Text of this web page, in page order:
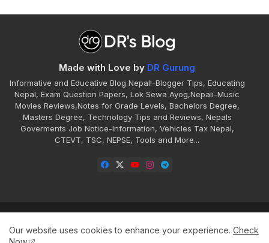
Made with Love by DR Gurung
Informative and Educative Blog Nepal!-Blogger Tips, Educating
Nepal, Exam Question Papers, Lok Sewa Ayog,Nepali-Music
Movies Reviews,Notes for Grade Levels, Bachelors Degree,
Masters Degree, Technology Tips and Reviews, Nepals
Goverments Job Notice-Information, Vehicles Tax Nepal,
CTEVT, TSC, NEPSE, Tools and More...
Our website uses cookies to enhance your experience. Check